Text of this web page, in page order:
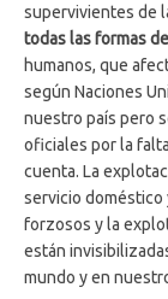
supervivientes de
todas las formas
humanos, que
según Naciones
nuestro país pero
oficiales por la
cuenta. La
servicio doméstico
forzosos y la
están
mundo y en